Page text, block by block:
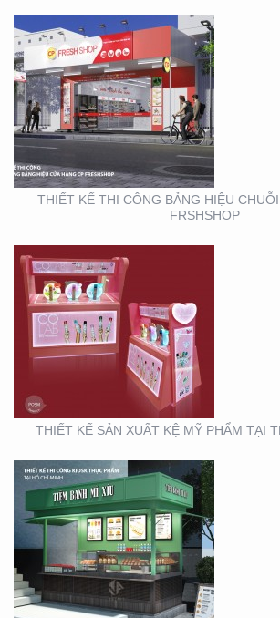
THIẾT KẾ THI CÔNG BẢNG HIỆU
FRSHSHOP
THIẾT KẾ SẢN XUẤT KỆ
MỸ PHẨM TẠI TP. HỒ
CHÍ MINH
THIẾT KẾ SẢN XUẤT KỆ MỸ PHẨM TẠI
THIẾT KẾ THI CÔNG
KIOSK THỰC PHẨM TẠI
TP. HỒ CHÍ MINH
THIẾT KẾ THI CÔNG
GIAN HÀNG BLU SÀI
GÒN